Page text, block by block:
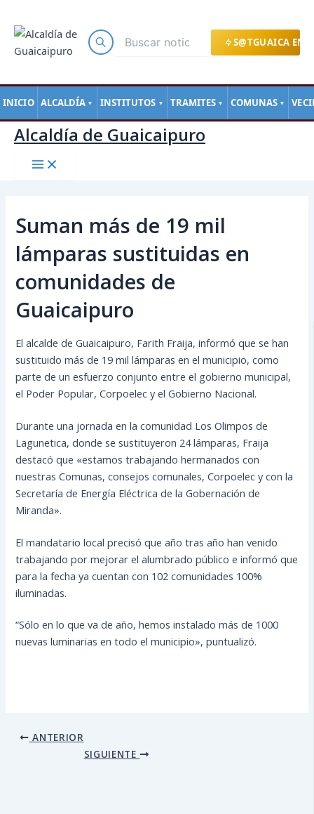
S@TGUAICA EN
INICIO ALCALDÍA ▼ INSTITUTOS ▼ TRAMITES ▼ COMUNAS ▼
contenido
Alcaldía de Guaicaipuro
Suman más de 19 mil
lámparas sustituidas en
comunidades de
Guaicaipuro
El alcalde de Guaicaipuro, Farith Fraija, informó que se han
sustituido más de 19 mil lámparas en el municipio, como
parte de un esfuerzo conjunto entre el gobierno municipal,
el Poder Popular, Corpoelec y el Gobierno Nacional.
Durante una jornada en la comunidad Los Olimpos de
Lagunetica, donde se sustituyeron 24 lámparas, Fraija
destacó que «estamos trabajando hermanados con
nuestras Comunas, consejos comunales, Corpoelec y con la
Secretaría de Energía Eléctrica de la Gobernación de
Miranda».
El mandatario local precisó que año tras año han venido
trabajando por mejorar el alumbrado público e informó que
para la fecha ya cuentan con 102 comunidades 100%
iluminadas.
“Sólo en lo que va de año, hemos instalado más de 1000
nuevas luminarias en todo el municipio», puntualizó.
de
entradas
ANTERIOR
SIGUIENTE